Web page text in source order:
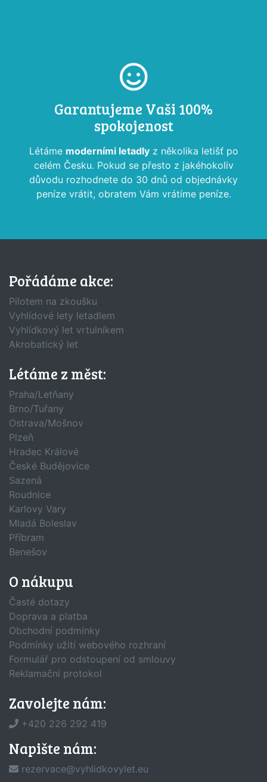
Garantujeme Vaši 100%
spokojenost
Létáme moderními letadlyz několika letišť po
celém Česku. Pokud se přesto z jakéhokoliv
důvodu rozhodnete do 30 dnů od objednávky
peníze vrátit, obratem Vám vrátíme peníze.
Pořádáme akce:
Pilotem na zkoušku
Vyhlídové lety letadlem
Vyhlídkový let vrtulníkem
Akrobatický let
Létáme z měst:
Praha/Letňany
Brno/Tuřany
Ostrava/Mošnov
Plzeň
Hradec Králové
České Budějovice
Sazená
Roudnice
Karlovy Vary
Mladá Boleslav
Příbram
Benešov
O nákupu
Časté dotazy
Doprava a platba
Obchodní podmínky
Podmínky užití webového rozhraní
Formulář pro odstoupení od smlouvy
Reklamační protokol
Zavolejte nám:
+420 226 292 419
Napište nám:
rezervace@vyhlidkovylet.eu